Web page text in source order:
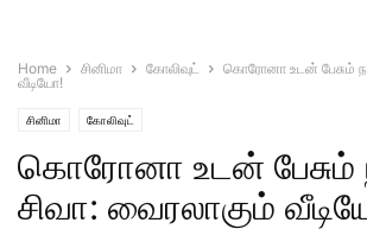
Home சினிமா கோலிவுட்
கொரோனா உடன் பேசும்
வீடியோ!
சினிமா கோலிவுட்
கொரோனா உடன் பேசும்
சிவா: வைரலாகும்